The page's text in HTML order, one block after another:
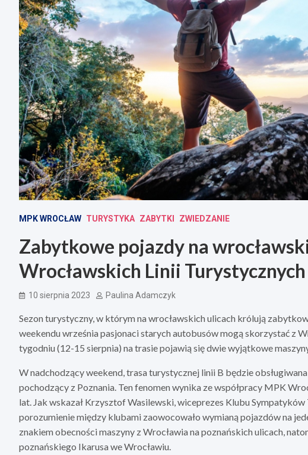
MPK WROCŁAW TURYSTYKA ZABYTKI ZWIEDZANIE
Zabytkowe pojazdy na
Wrocławskich Linii Turystycznych
10 sierpnia 2023 Paulina Adamczyk
Sezon turystyczny, w którym na wrocławskich ulicach królują
weekendu września pasjonaci starych autobusów mogą skorzystać z
tygodniu (12-15 sierpnia) na trasie pojawią się dwie wyjątkowe
W nadchodzący weekend, trasa turystycznej linii B będzie
pochodzący z Poznania. Ten fenomen wynika ze współpracy MPK
lat. Jak wskazał Krzysztof Wasilewski, wiceprezes Klubu
porozumienie między klubami zaowocowało wymianą pojazdów na
znakiem obecności maszyny z Wrocławia na poznańskich ulicach,
poznańskiego Ikarusa we Wrocławiu.